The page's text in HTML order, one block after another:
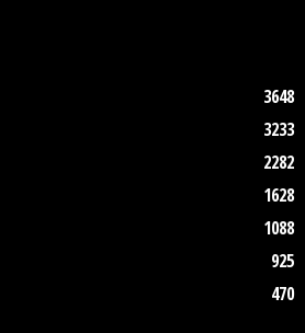
3648
3233
2282
1628
1088
925
470